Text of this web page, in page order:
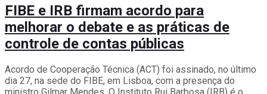
FIBE e IRB firmam acordo para
melhorar o debate e as práticas de
controle de contas públicas
Acordo de Cooperação Técnica (ACT) foi assinado, no último
dia 27, na sede do FIBE, em Lisboa, com a presença do